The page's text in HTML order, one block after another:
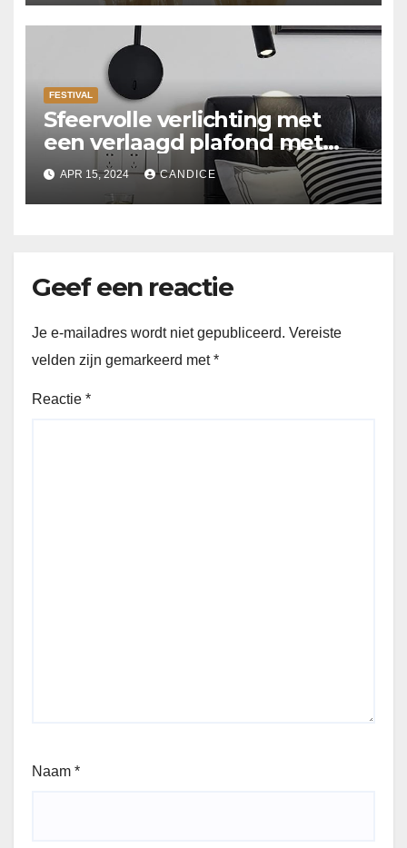
FESTIVAL
Sfeervolle verlichting met
een verlaagd plafond met
Suspended ceiling light.
APR 15, 2024 CANDICE
Geef een reactie
Je e-mailadres wordt niet gepubliceerd. Vereiste
velden zijn gemarkeerd met*
Reactie *
Naam *